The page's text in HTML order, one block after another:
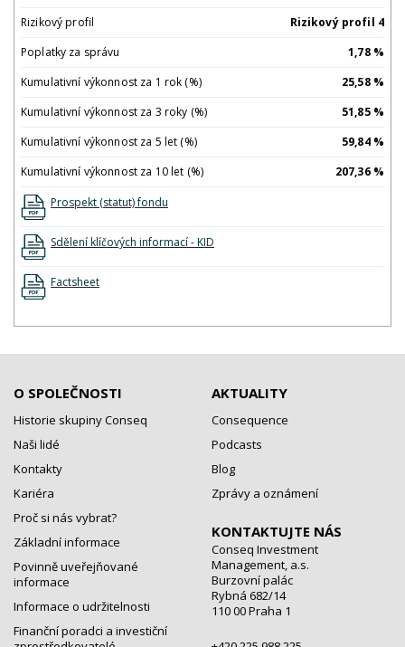
Rizikový profil
Rizikový profil 4
Poplatky za správu
1,78 %
Kumulativní výkonnost za 1 rok (%)
25,58 %
Kumulativní výkonnost za 3 roky (%)
51,85 %
Kumulativní výkonnost za 5 let (%)
59,84 %
Kumulativní výkonnost za 10 let (%)
207,36 %
Prospekt (statut) fondu
Sdělení klíčových informací - KID
Factsheet
O SPOLEČNOSTI
Historie skupiny Conseq
Naši lidé
Kontakty
Kariéra
Proč si nás vybrat?
Základní informace
Povinně uveřejňované
informace
Informace o udržitelnosti
Finanční poradci a investiční
AKTUALITY
Consequence
Podcasts
Blog
Zprávy a oznámení
KONTAKTUJTE NÁS
Conseq Investment
Management, a.s.
Burzovní palác
Rybná 682/14
110 00 Praha 1